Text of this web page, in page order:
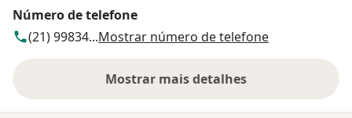
Número de telefone
(21) 99834...Mostrar número de telefone
Mostrar mais detalhes
sobre o endereço